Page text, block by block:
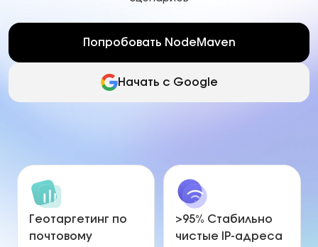
Попробовать NodeMaven
Начать с Google
Геотаргетинг по
почтовому
>95% Стабильно
чистые IP-адреса